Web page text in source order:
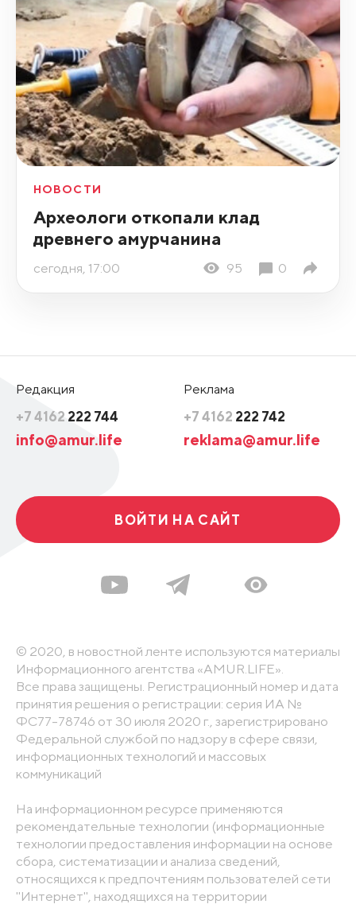
НОВОСТИ
Археологи откопали клад
древнего амурчанина
сегодня, 17:00 95 0
Редакция
+7 4162 222 744
info@amur.life
Реклама
+7 4162 222 742
reklama@amur.life
ВОЙТИ НА САЙТ
© 2020, в новостной ленте используются материалы
Информационного агентства «AMUR.LIFE».
Все права защищены. Регистрационный номер и дата
принятия решения о регистрации: серия ИА №
ФС77-78746 от 30 июля 2020 г., зарегистрировано
Федеральной службой по надзору в сфере связи,
информационных технологий и массовых
коммуникаций
На информационном ресурсе применяются
рекомендательные технологии (информационные
технологии предоставления информации на основе
сбора, систематизации и анализа сведений,
относящихся к предпочтениям пользователей сети
"Интернет", находящихся на территории